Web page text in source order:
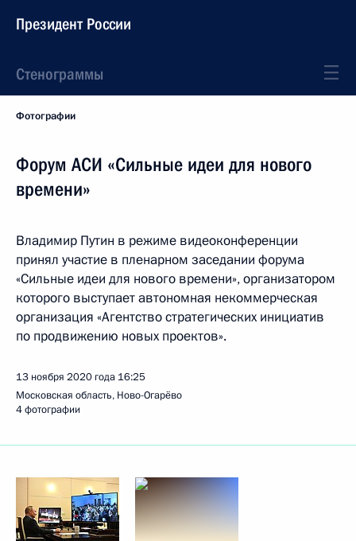
Президент России
Стенограммы
Фотографии
Форум АСИ «Сильные идеи для нового
времени»
Владимир Путин в режиме видеоконференции
принял участие в пленарном заседании форума
«Сильные идеи для нового времени», организатором
которого выступает автономная некоммерческая
организация «Агентство стратегических инициатив
по продвижению новых проектов».
13 ноября 2020 года 16:25
Московская область, Ново-Огарёво
4 фотографии